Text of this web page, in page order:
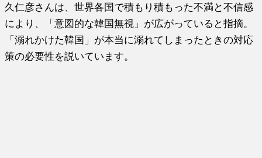
久仁彦さんは、世界各国で積もり積もった不満と不信感
により、「意図的な韓国無視」が広がっていると指摘。
「溺れかけた韓国」が本当に溺れてしまったときの対応
策の必要性を説いています。